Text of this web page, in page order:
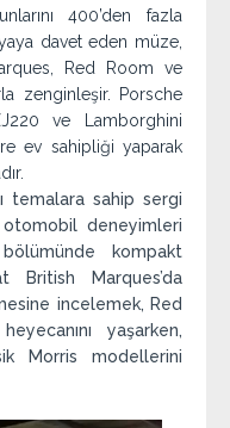
400’den fazla
davet eden müze,
Red Room ve
zenginleşir. Porsche
ve Lamborghini
ev sahipliği yaparak
temalara sahip sergi
deneyimleri
kompakt
British Marques’da
incelemek, Red
yaşarken,
Morris modellerini